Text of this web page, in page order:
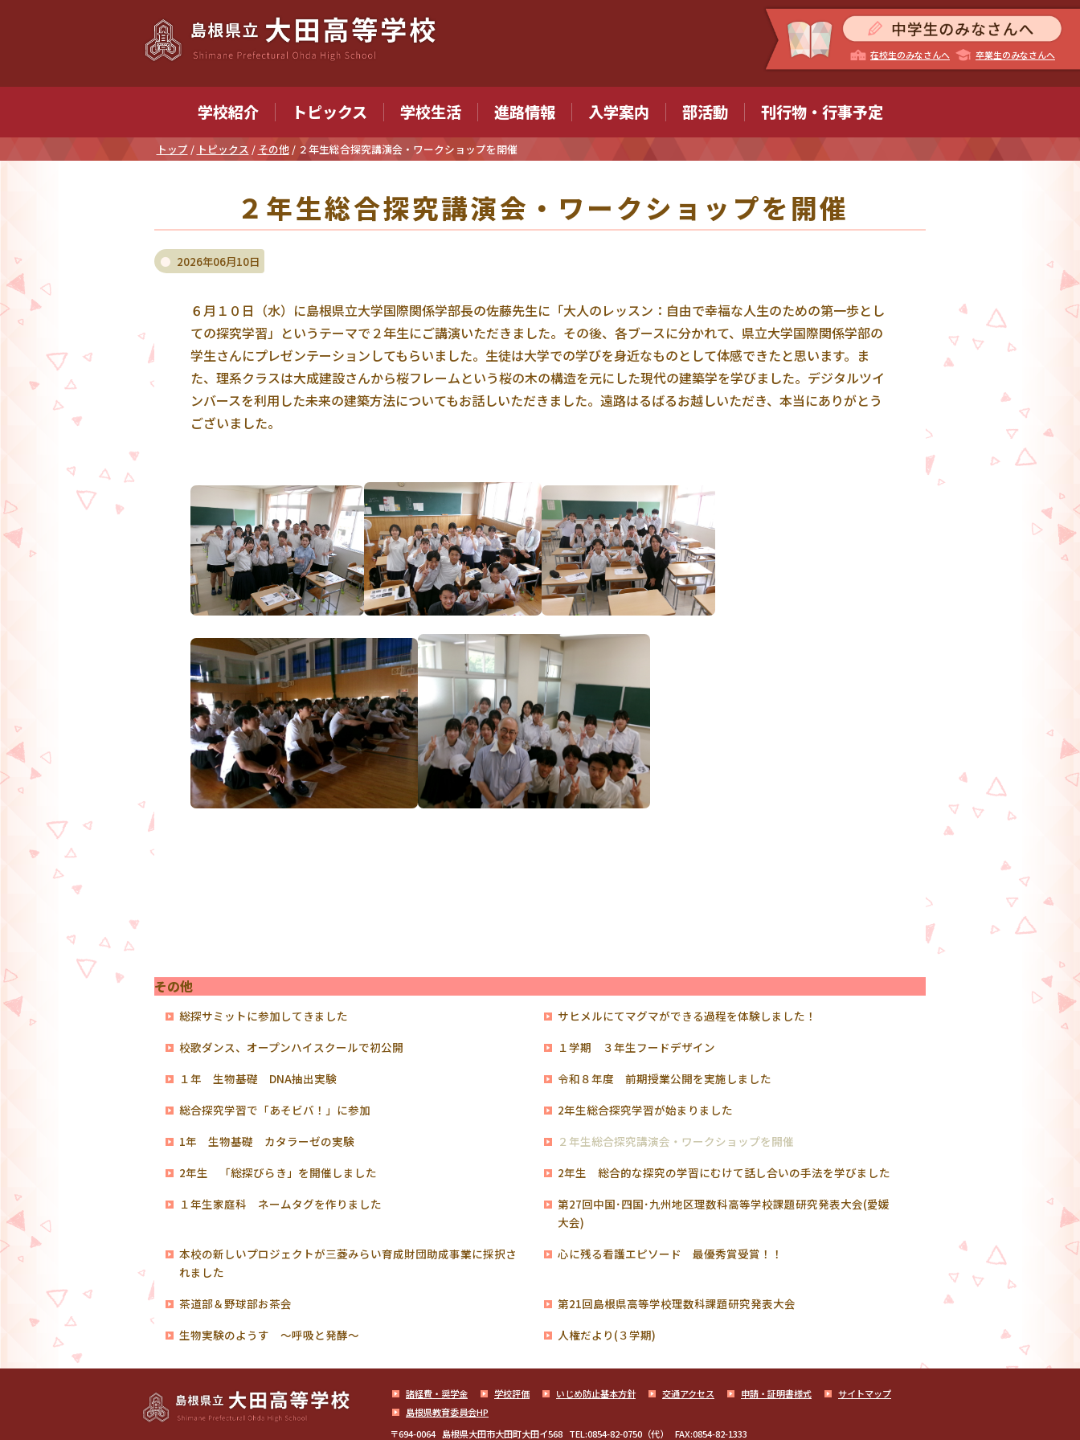
在校生のみなさんへ 卒業生のみなさんへ
学校紹介 トピックス 学校生活 進路情報 入学案内 部活動 刊行物・行事予定
現
トップ / トピックス / その他/ ２年生総合探究講演会・ワークショップを開催
２年生総合探究講演会・ワークショップを開催
2026年06月10日
６月１０日（水）に島根県立大学国際関係学部長の佐藤先生に「大人のレッスン：自由で幸福な人生のための第一歩とし
ての探究学習」というテーマで２年生にご講演いただきました。その後、各ブースに分かれて、県立大学国際関係学部の
学生さんにプレゼンテーションしてもらいました。生徒は大学での学びを身近なものとして体感できたと思います。ま
た、理系クラスは大成建設さんから桜フレームという桜の木の構造を元にした現代の建築学を学びました。デジタルツイ
ンバースを利用 した未来の建築方法についてもお話しいただきました。遠路はるばるお越しいただき、本当にありがとう
ございました。
その他
総探サミットに参加してきました
サヒメルにてマグマができる過程を体験しました！
校歌ダンス、オープンハイスクールで初公開
１学期 ３年生フードデザイン
１年 生物基礎 DNA抽出実験
令和８年度 前期授業公開を実施しました
総合探究学習で「あそビバ！」に参加
2年生総合探究学習が始まりました
1年 生物基礎 カタラーゼの実験
２年生総合探究講演会・ワークショップを開催
2年生 「総探びらき」を開催しました
2年生 総合的な探究の学習にむけて話し合いの手法を学びました
１年生家庭科 ネームタグを作りました
第27回中国･四国･九州地区理数科高等学校課題研究発表大会(愛媛
大会)
本校の新しいプロジェクトが三菱みらい育成財団助成事業に採択さ
れました
心に残る看護エピソード 最優秀賞受賞！！
茶道部＆野球部お茶会
第21回島根県高等学校理数科課題研究発表大会
生物実験のようす ～呼吸と発酵～
人権だより(３学期)
諸経費・奨学金 学校評価 いじめ防止基本方針 交通アクセス 申請・証明書様式
サイトマップ
島根県教育委員会HP
〒694-0064 島根県大田市大田町大田イ568 TEL:0854-82-0750（代） FAX:0854-82-1333